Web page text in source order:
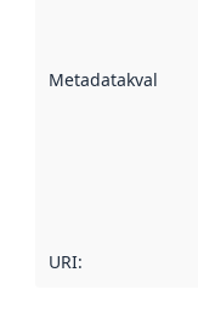
Metadatakvalitet
URI: